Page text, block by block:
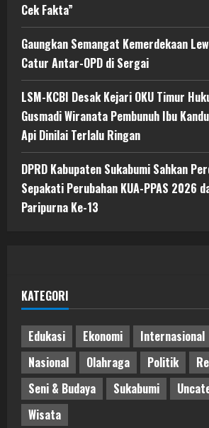
Cek Fakta”
Gaungkan Semangat Kemerdekaan
Catur Antar-OPD di Sergai
LSM-KCBI Desak Kejari OKU Timur
Gusmadi Wiranata Pembunuh Ibu
Api Dinilai Terlalu Ringan
DPRD Kabupaten Sukabumi Sahkan
Sepakati Perubahan KUA-PPAS 2026
Paripurna Ke-13
KATEGORI
Edukasi Ekonomi Internasional
Nasional
Olahraga Politik
Seni & Budaya
Sukabumi
Wisata